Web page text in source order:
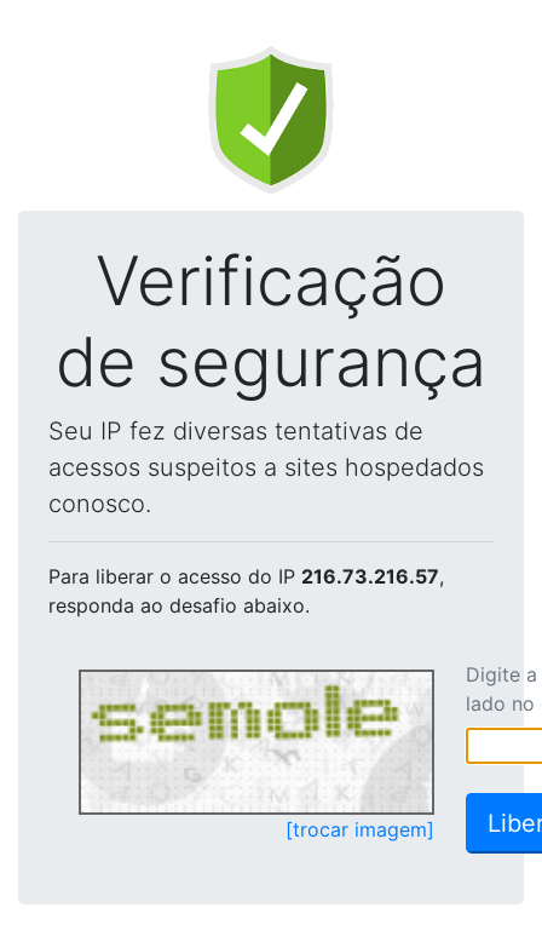
Verificação
de segurança
Seu IP fez diversas tentativas de
acessos suspeitos a sites hospedados
conosco.
Para liberar o acesso do IP 216.73.216.57,
responda ao desafio abaixo.
[trocar imagem]
Digite
lado no